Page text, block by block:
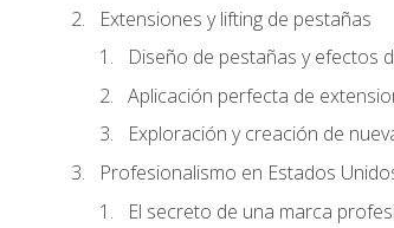
Extensiones y lifting de pestañas
Diseño de pestañas y efectos
Aplicación perfecta de
Exploración y creación de
Profesionalismo en Estados
El secreto de una marca